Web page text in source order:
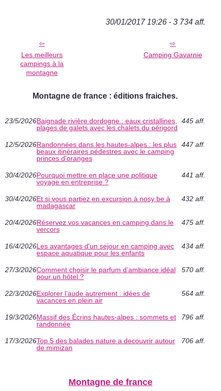
30/01/2017 19:26 - 3 734 aff.
Les meilleurs
campings à la
montagne
Camping Gavarnie
Montagne de france : éditions fraiches.
23/5/2026Baignade rivière dordogne : eaux cristallines,
plages de galets avec les chalets du périgord
445 aff.
12/5/2026Randonnées dans les hautes-alpes : les plus
beaux itinéraires pédestres avec le camping
princes d'oranges
447 aff.
30/4/2026Pourquoi mettre en place une politique
voyage en entreprise ?
441 aff.
30/4/2026Et si vous partiez en excursion à nosy be à
madagascar
432 aff.
20/4/2026Réservez vos vacances en camping dans le
vercors
475 aff.
16/4/2026Les avantages d'un sejour en camping avec
espace aquatique pour les enfants
434 aff.
27/3/2026Comment choisir le parfum d’ambiance idéal
pour un hôtel ?
570 aff.
22/3/2026Explorer l’aude autrement : idées de
vacances en plein air
564 aff.
19/3/2026Massif des Écrins hautes-alpes : sommets et
randonnée
796 aff.
17/3/2026Top 5 des balades nature a decouvrir autour
de mimizan
706 aff.
Montagne de france